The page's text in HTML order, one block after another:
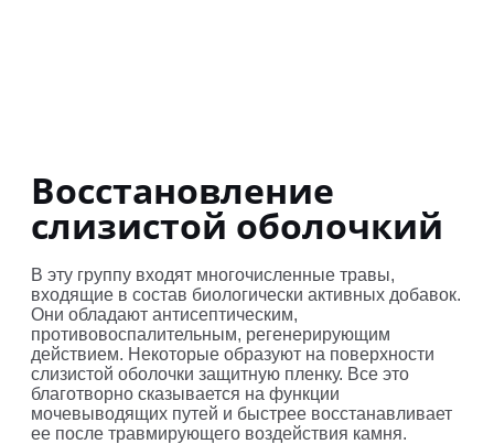
Восстановление
слизистой оболочкий
В эту группу входят многочисленные травы,
входящие в состав биологически активных добавок.
Они обладают антисептическим,
противовоспалительным, регенерирующим
действием. Некоторые образуют на поверхности
слизистой оболочки защитную пленку. Все это
благотворно сказывается на функции
мочевыводящих путей и быстрее восстанавливает
ее после травмирующего воздействия камня.